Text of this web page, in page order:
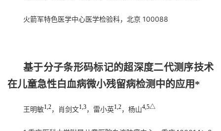
火箭军特色医学中心医学检验科，北京 100088
基于分子条形码标记的超深度二代测序技术
在儿童急性白血病微小残留病检测中的应用*
王明敏1,2，肖剑文1,3，雷小英1,2，杨山4,5△